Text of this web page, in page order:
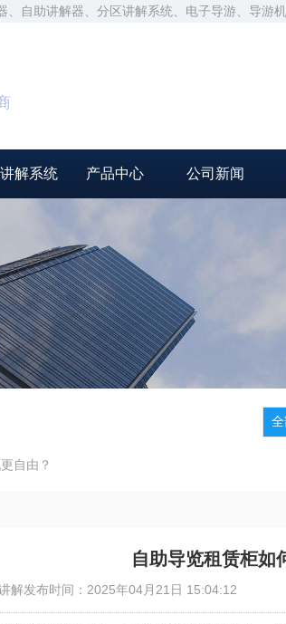
自助讲解器、分区讲解系统、电子导游、导游
解系统 产品中心 公司新闻
自由？
自助导览租赁柜如
解发布时间：2025年04月21日 15:04:12